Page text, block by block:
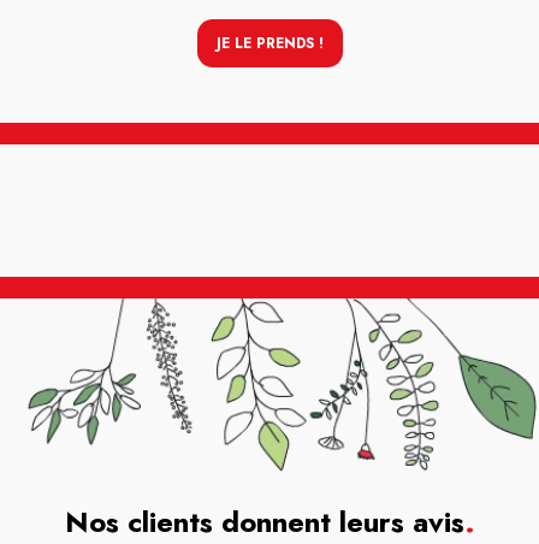
JE LE PRENDS !
Nos clients donnent leurs avis.